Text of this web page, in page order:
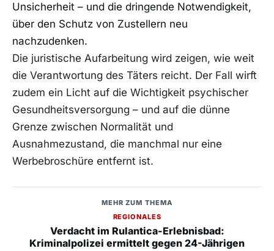
Unsicherheit – und die dringende Notwendigkeit,
über den Schutz von Zustellern neu
nachzudenken.
Die juristische Aufarbeitung wird zeigen, wie weit
die Verantwortung des Täters reicht. Der Fall wirft
zudem ein Licht auf die Wichtigkeit psychischer
Gesundheitsversorgung – und auf die dünne
Grenze zwischen Normalität und
Ausnahmezustand, die manchmal nur eine
Werbebroschüre entfernt ist.
MEHR ZUM THEMA
REGIONALES
Verdacht im Rulantica-Erlebnisbad:
Kriminalpolizei ermittelt gegen 24-Jährigen